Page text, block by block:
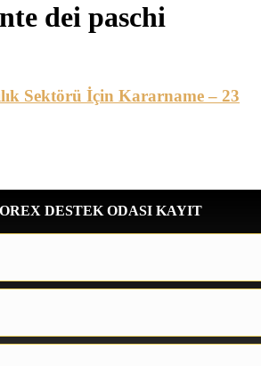
dei paschi
Sektörü İçin Kararname – 23
DESTEK ODASI KAYIT